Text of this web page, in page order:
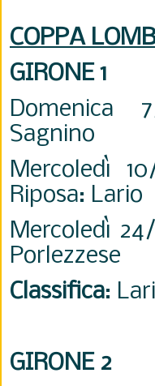
COPPA
GIRONE 1
Domenica
Sagnino
Mercoledì
Riposa: Lario
Mercoledì
Porlezzese
Classifica:
GIRONE 2